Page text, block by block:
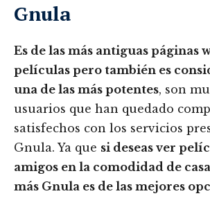
Gnula
Es de las más antiguas páginas
películas pero también es
una de las más potentes, son
usuarios que han quedado
satisfechos con los servicios
Gnula. Ya que si deseas ver
amigos en la comodidad de
más Gnula es de las mejores